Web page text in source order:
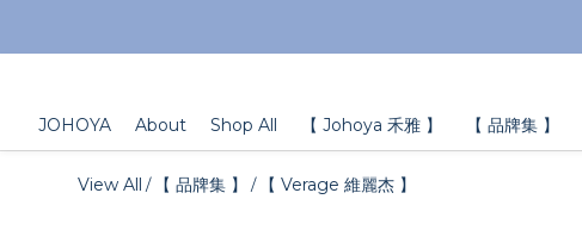
JOHOYA About Shop All 【 Johoya 禾雅 】 【 品牌集 】
View All / 【 品牌集 】 / 【 Verage 維麗杰 】